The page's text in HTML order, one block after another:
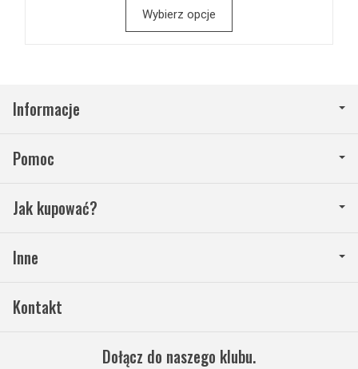
Wybierz opcje
Informacje
Pomoc
Jak kupować?
Inne
Kontakt
Dołącz do naszego klubu.